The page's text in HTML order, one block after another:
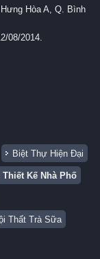
Hòa A, Q. Bình
08/2014.
Biệt Thự Hiện Đại
Thiết Kế Nhà Phố
Thất Trà Sữa